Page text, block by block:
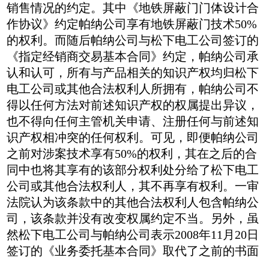
销售情况的约定。其中《地铁屏蔽门门体设计合
作协议》约定帕纳公司享有地铁屏蔽门技术50%
的权利。而随后帕纳公司与松下电工公司签订的
《指定经销商交易基本合同》约定，帕纳公司承
认和认可，所有与产品相关的知识产权均归松下
电工公司或其他合法权利人所拥有，帕纳公司不
得以任何方法对前述知识产权的权属提出异议，
也不得向任何主管机关申请、注册任何与前述知
识产权相冲突的任何权利。可见，即便帕纳公司
之前对涉案技术享有50%的权利，其在之后的合
同中也将其享有的该部分权利处分给了松下电工
公司或其他合法权利人，其不再享有权利。一审
法院认为该条款中的其他合法权利人包含帕纳公
司，该条款并没有改变权属约定不当。另外，虽
然松下电工公司与帕纳公司表示2008年11月20日
签订的《业务委托基本合同》取代了之前的书面